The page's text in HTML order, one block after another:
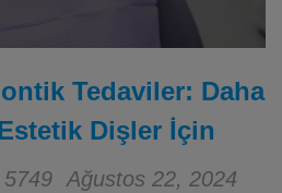
Tedaviler: Daha
Dişler İçin
Ağustos 22, 2024